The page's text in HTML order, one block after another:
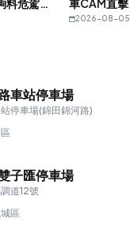
車CAM直擊 - 夠唔夠料危駕？你兩個有咩恩怨情仇？
2026-08-05
車站停車場
停車場(錦田錦河路)
子匯停車場
道12號
區